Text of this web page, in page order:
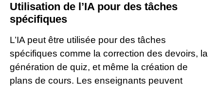
Utilisation de l’IA pour des tâches
spécifiques
L’IA peut être utilisée pour des tâches
spécifiques comme la correction des devoirs, la
génération de quiz, et même la création de
plans de cours. Les enseignants peuvent